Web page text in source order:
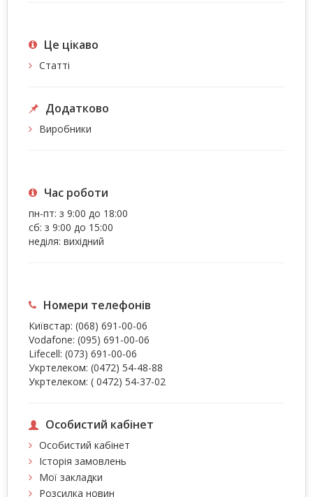
Це цiкаво
Статті
Додатково
Виробники
Час роботи
пн-пт: з 9:00 до 18:00
сб: з 9:00 до 15:00
неділя: вихідний
Номери телефонів
Київстар: (068) 691-00-06
Vodafone: (095) 691-00-06
Lifecell: (073) 691-00-06
Укртелеком: (0472) 54-48-88
Укртелеком: ( 0472) 54-37-02
Особистий кабінет
Особистий кабінет
Історія замовлень
Мої закладки
Розсилка новин